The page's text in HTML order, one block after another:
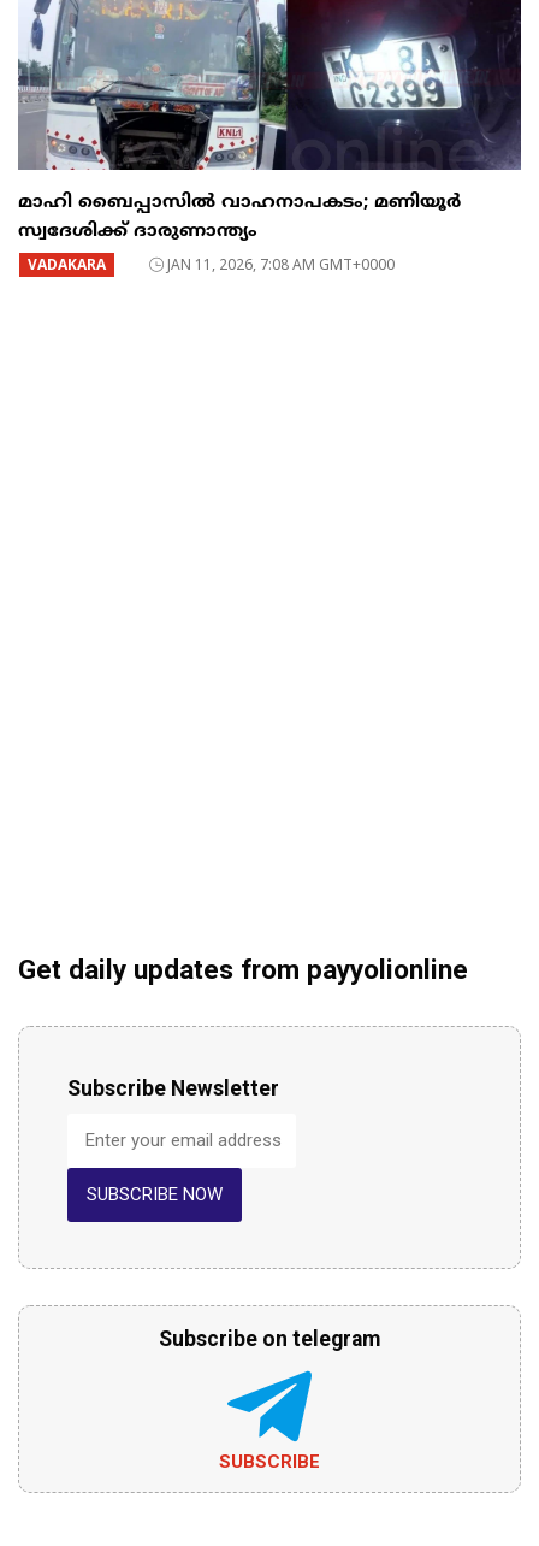
മാഹി ബൈപ്പാസിൽ വാഹനാപകടം; മണിയൂർ
സ്വദേശിക്ക് ദാരുണാന്ത്യം
VADAKARA JAN 11, 2026, 7:08 AM GMT+0000
Get daily updates from payyolionline
Subscribe Newsletter
SUBSCRIBE NOW
Subscribe on telegram
SUBSCRIBE